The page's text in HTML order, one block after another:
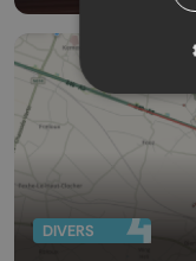
DIVERS